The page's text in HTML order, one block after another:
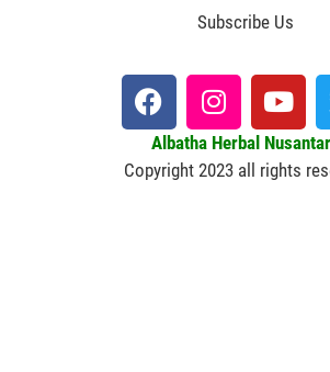
Subscribe Us
Albatha Herbal
Copyright 2023 all rights